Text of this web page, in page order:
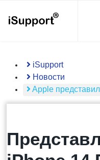
iSupport
Новости
Apple